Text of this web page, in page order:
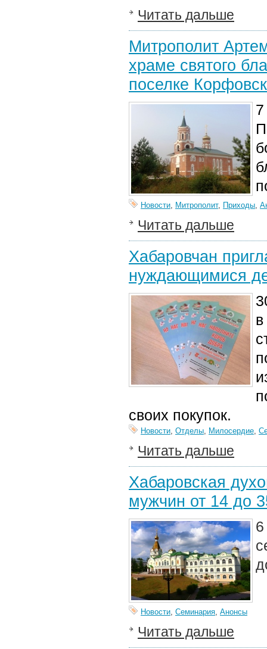
Читать дальше
Митрополит
храме святого
поселке
Новости, Митрополит, Приходы,
Читать дальше
Хабаровчан
нуждающимися
своих покупок.
Новости, Отделы, Милосердие,
Читать дальше
Хабаровская
мужчин от 14 до
Новости, Семинария, Анонсы
Читать дальше